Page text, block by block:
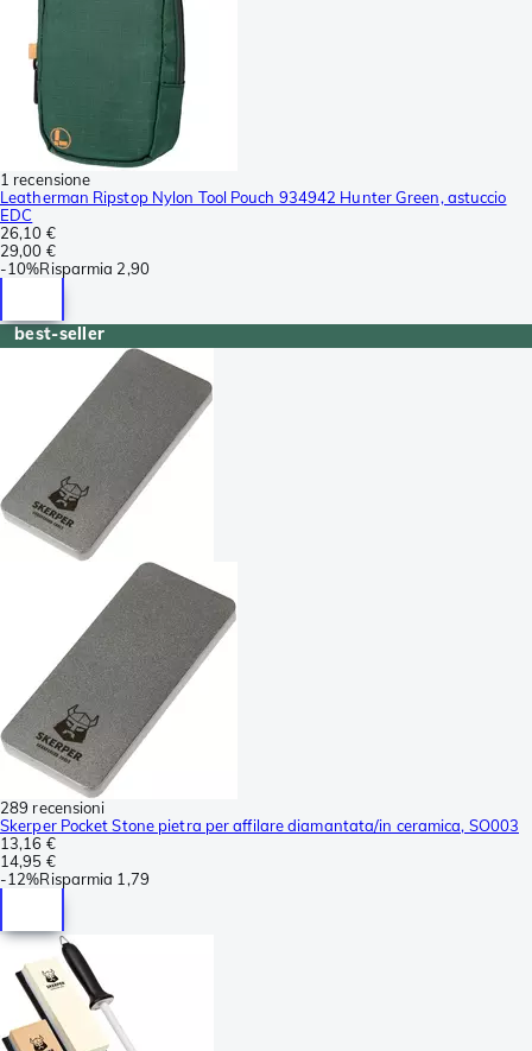
1 recensione
Leatherman Ripstop Nylon Tool Pouch 934942 Hunter Green, astuccio
EDC
26,10 €
29,00 €
-10%Risparmia 2,90
best-seller
289 recensioni
Skerper Pocket Stone pietra per affilare diamantata/in ceramica, SO003
13,16 €
14,95 €
-12%Risparmia 1,79